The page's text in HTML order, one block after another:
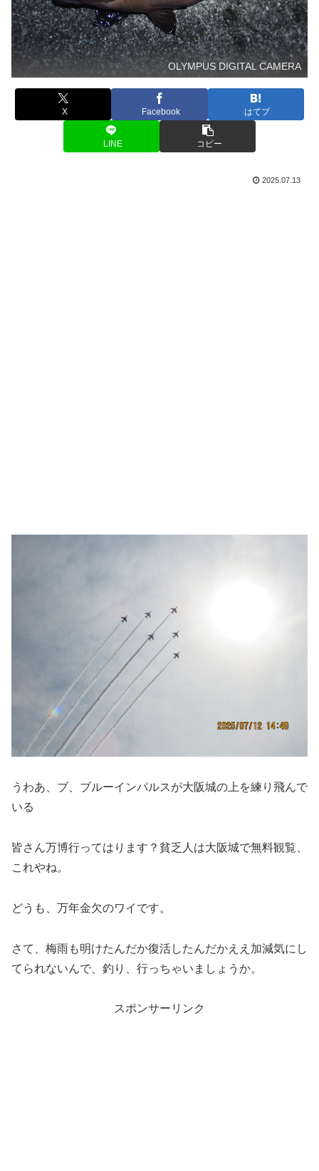
OLYMPUS DIGITAL CAMERA
X Facebook はてブ
LINE コピー
2025.07.13
うわあ、ブ、ブルーインパルスが大阪城の上を練り飛んで
いる
皆さん万博行ってはります？貧乏人は大阪城で無料観覧、
これやね。
どうも、万年金欠のワイです。
さて、梅雨も明けたんだか復活したんだかええ加減気にし
てられないんで、釣り、行っちゃいましょうか。
スポンサーリンク